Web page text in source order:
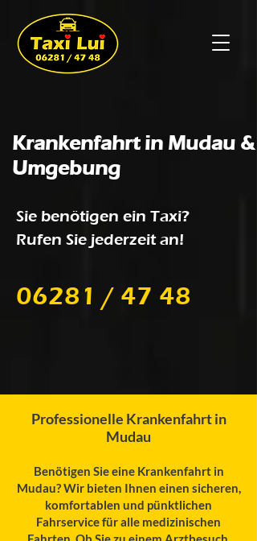
Krankenfahrt in Mudau &
Umgebung
Sie benötigen ein Taxi?
Rufen Sie jederzeit an!
06281 / 47 48
Professionelle Krankenfahrt in
Mudau
Benötigen Sie eine Krankenfahrt in
Mudau? Wir bieten Ihnen einen sicheren,
komfortablen und pünktlichen
Fahrservice für alle medizinischen